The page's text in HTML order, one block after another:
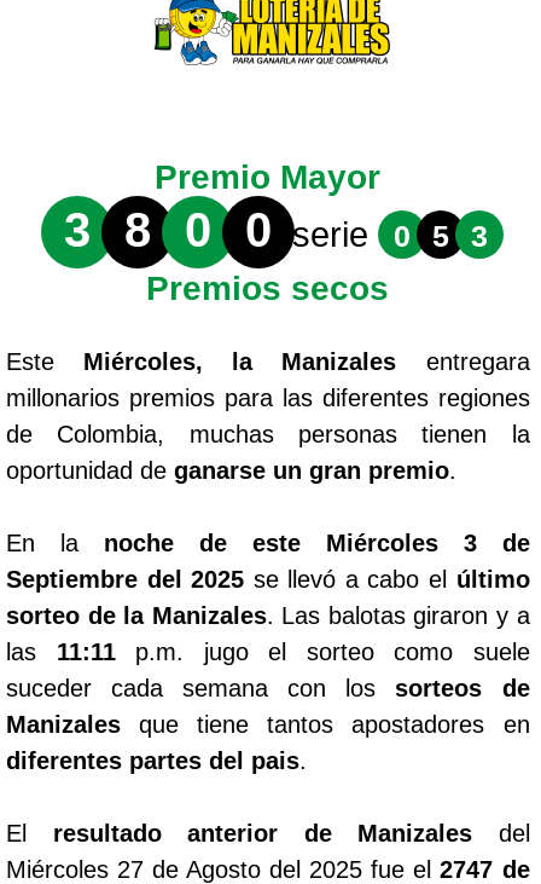
Premio Mayor
3 8 0 0 serie 0 5 3
Premios secos
Este Miércoles, la Manizales entregara
millonarios premios para las diferentes regiones
de Colombia, muchas personas tienen la
oportunidad de ganarse un gran premio.
En la noche de este Miércoles 3 de
Septiembre del 2025 se llevó a cabo el último
sorteo de la Manizales. Las balotas giraron y a
las 11:11p.m. jugo el sorteo como suele
suceder cada semana con lossorteos de
Manizalesque tiene tantos apostadores en
diferentes partes del pais.
El resultado anterior de Manizales del
Miércoles 27 de Agosto del 2025 fue el2747 de